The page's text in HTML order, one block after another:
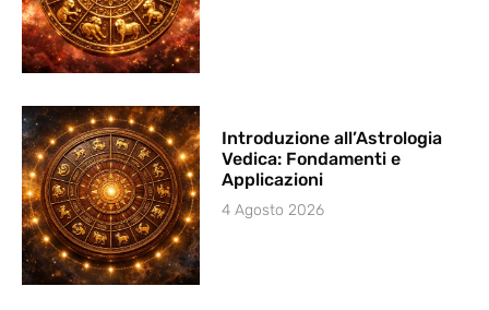
Introduzione all’Astrologia
Vedica: Fondamenti e
Applicazioni
4 Agosto 2026